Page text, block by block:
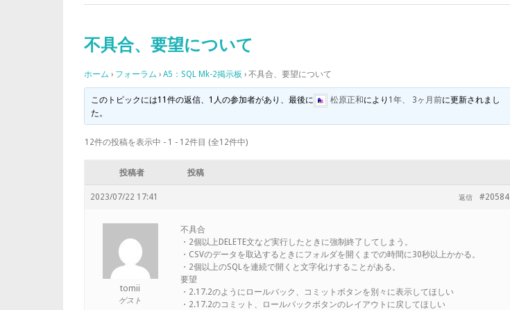
不具合、要望について
ホーム › フォーラム › A5：SQL Mk-2掲示板 › 不具合、要望について
このトピックには11件の返信、1人の参加者があり、最後に 松原正和により 1年、 3ヶ月前に更新されまし
た。
12件の投稿を表示中 - 1 - 12件目 (全12件中)
投稿者 投稿
2023/07/22 17:41 #20584
返信
tomii
ゲスト
不具合
・2個以上DELETE文など実行したときに強制終了してしまう。
・CSVのデータを取込するときにフォルダを開くまでの時間に30秒以上かかる。
・2個以上のSQLを連続で開くと文字化けすることがある。
要望
・2.17.2のようにロールバック、コミットボタンを別々に表示してほしい
・2.17.2のコミット、ロールバックボタンのレイアウトに戻してほしい